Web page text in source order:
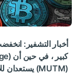
(MUTM) يستعدان للارتفاع إلى 1 دولار